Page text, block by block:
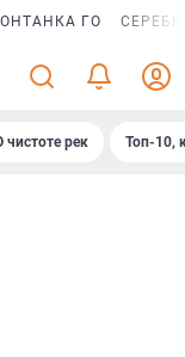
ГО
чистоте рек Топ-10,